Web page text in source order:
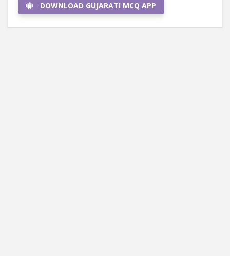
DOWNLOAD GUJARATI MCQ APP